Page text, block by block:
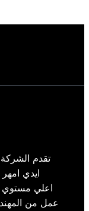
تقدم
ايدي
اعلي مستوي
عمل من